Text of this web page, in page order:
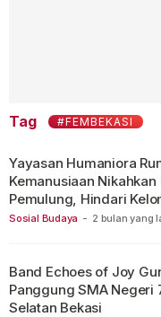
Tag #FEMBEKASI
Sosial Budaya - 2 bulan yang
Yayasan Humaniora
Kemanusiaan Nikahkan
Pemulung, Hindari
Jalanan
Band Echoes of Joy
Panggung SMA Negeri
Selatan Bekasi